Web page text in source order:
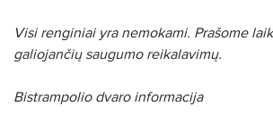
Visi renginiai yra nemokami. Prašome
galiojančių saugumo reikalavimų.
Bistrampolio dvaro informacija